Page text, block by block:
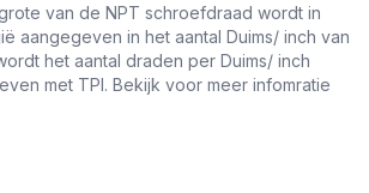
van de NPT schroefdraad wordt in
aangegeven in het aantal Duims/ inch van
het aantal draden per Duims/ inch
met TPI. Bekijk voor meer infomratie